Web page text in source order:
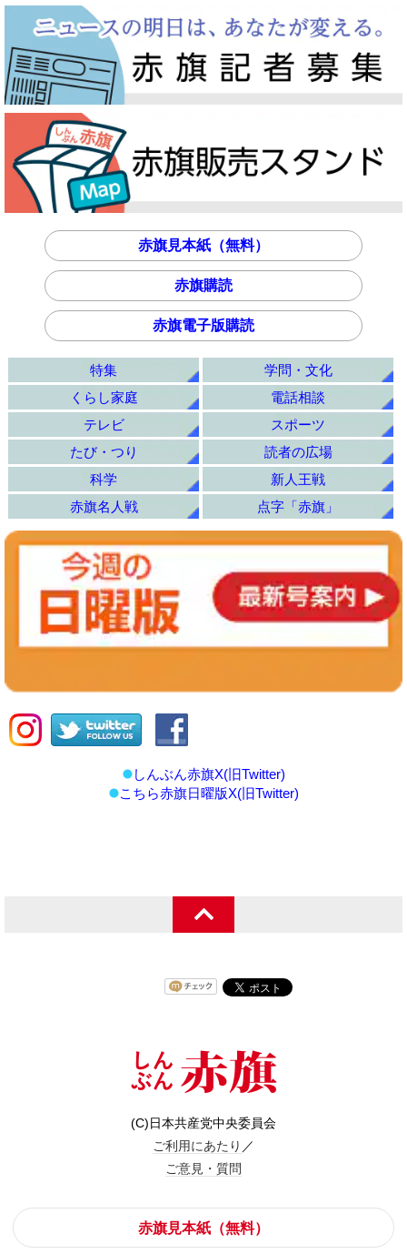
赤旗見本紙（無料）
赤旗購読
赤旗電子版購読
特集
学問・文化
くらし家庭
電話相談
テレビ
スポーツ
たび・つり
読者の広場
科学
新人王戦
赤旗名人戦
点字「赤旗」
しんぶん赤旗X(旧Twitter)
こちら赤旗日曜版X(旧Twitter)
(C)日本共産党中央委員会
ご利用にあたり ／
ご意見・質問
赤旗見本紙（無料）